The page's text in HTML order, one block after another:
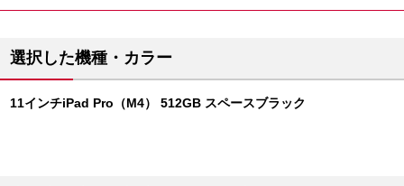
選択した機種・カラー
11インチiPad Pro（M4） 512GB スペースブラック